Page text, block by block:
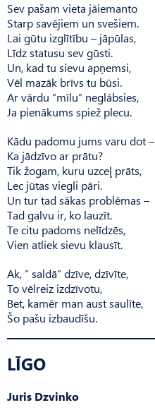
Sev pašam vieta jāiemanto
Starp savējiem un svešiem.
Lai gūtu izglītību – jāpūlas,
Līdz statusu sev gūsti.
Un, kad tu sievu apņemsi,
Vēl mazāk brīvs tu būsi.
Ar vārdu “mīlu” neglābsies,
Ja pienākums spiež plecu.
Kādu padomu jums varu dot –
Ka jādzīvo ar prātu?
Tik žogam, kuru uzceļ prāts,
Lec jūtas viegli pāri.
Un tur tad sākas problēmas –
Tad galvu ir, ko lauzīt.
Te citu padoms nelīdzēs,
Vien atliek sievu klausīt.
Ak, “ saldā” dzīve, dzīvīte,
To vēlreiz izdzīvotu,
Bet, kamēr man aust saulīte,
Šo pašu izbaudīšu.
LĪGO
Juris Dzvinko